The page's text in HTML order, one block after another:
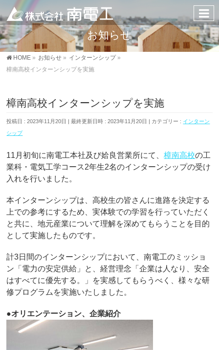
お知らせ
HOME » お知らせ » インターンシップ»
樟南高校インターンシップを実施
樟南高校インターンシップを実施
投稿日 : 2023年11月20日 最終更新日時 : 2023年11月20日 カテゴリー : インターン
シップ
11月初旬に南電工本社及び姶良営業所にて、樟南高校の工
業科・電気工学コース2年生2名のインターンシップの受け
入れを行いました。
本インターンシップは、高校生の皆さんに進路を決定する
上での参考にするため、実体験での学習を行っていただく
と共に、地元産業について理解を深めてもらうことを目的
として実施したものです。
計3日間のインターンシップにおいて、南電工のミッショ
ン「電力の安定供給」と、経営理念「企業は人なり、安全
はすべてに優先する。」を実感してもらうべく、様々な研
修プログラムを実施いたしました。
●オリエンテーション、企業紹介